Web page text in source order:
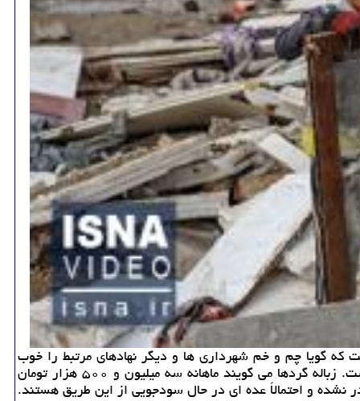
است كه گویا چم و خم شهرداری ها و دیگر نهادهای مرتبط را خوب
بلدند. اخیرا آلونك های كارگران زباله گرد در اشرف آباد تخریب شده و هنوز هیچ نهاد و سازمانی مسئولیت آنرا بر عهده نگرفته است. زباله گردها می گویند ماهانه سه میلیون و ۵۰۰ هزار تومان
نشده و احتمالاً عده ای در حال سودجویی از این طریق هستند.